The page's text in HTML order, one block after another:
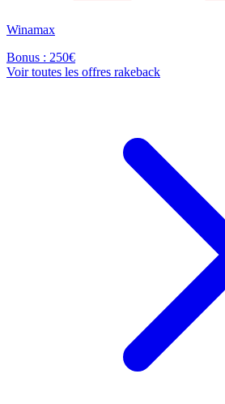
Winamax
Bonus : 250€
Voir toutes les offres rakeback